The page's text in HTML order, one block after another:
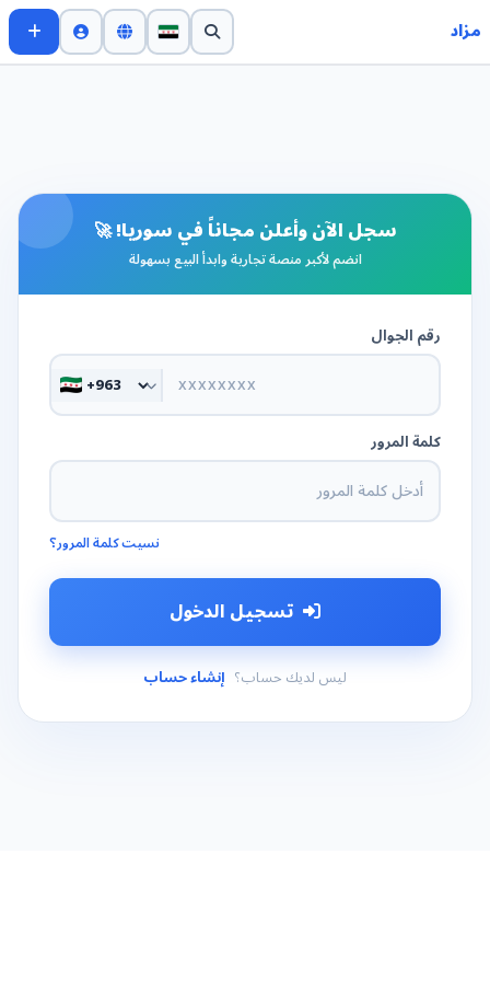
مزاد
سجل الآن وأعلن مجاناً في سوريا! 🚀
انضم لأكبر منصة تجارية وابدأ البيع بسهولة
رقم الجوال
كلمة المرور
نسيت كلمة المرور؟
تسجيل الدخول
ليس لديك حساب؟ إنشاء حساب